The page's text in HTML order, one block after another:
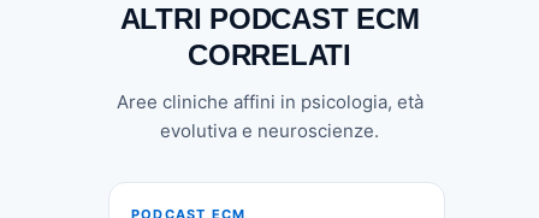
ALTRI PODCAST ECM
CORRELATI
Aree cliniche affini in psicologia, età
evolutiva e neuroscienze.
PODCAST ECM